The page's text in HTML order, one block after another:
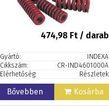
474,98 Ft / darab
Gyártó:
INDEXA
Cikkszám:
CR-IND4601000A
Elérhetőség:
Részletek
Bővebben Kosárba